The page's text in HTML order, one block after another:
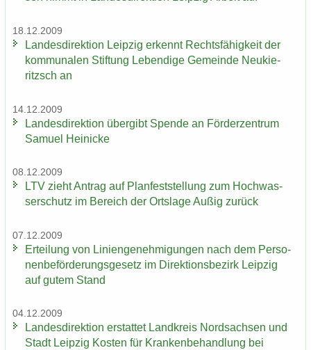
18.12.2009
Lan­des­di­rek­ti­on Leip­zig er­kennt Rechts­fä­hig­keit der
kom­mu­na­len Stif­tung Le­ben­di­ge Ge­mein­de Neu­kie­
ritzsch an
14.12.2009
Lan­des­di­rek­ti­on über­gibt Spen­de an För­der­zen­trum
Sa­mu­el Hei­ni­cke
08.12.2009
LTV zieht An­trag auf Plan­fest­stel­lung zum Hoch­was­
ser­schutz im Be­reich der Orts­la­ge Außig zu­rück
07.12.2009
Er­tei­lung von Li­ni­en­ge­neh­mi­gun­gen nach dem Per­so­
nen­be­för­de­rungs­ge­setz im Di­rek­ti­ons­be­zirk Leip­zig
auf gutem Stand
04.12.2009
Lan­des­di­rek­ti­on er­stat­tet Land­kreis Nord­sach­sen und
Stadt Leip­zig Kos­ten für Kran­ken­be­hand­lung bei